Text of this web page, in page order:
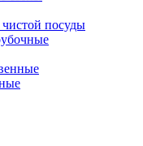
посуды